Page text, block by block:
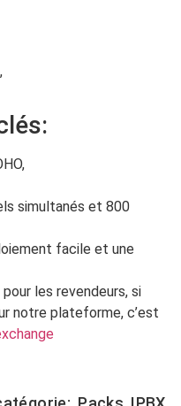
simultanés et 800
facile et une
les revendeurs, si
notre plateforme, c’est